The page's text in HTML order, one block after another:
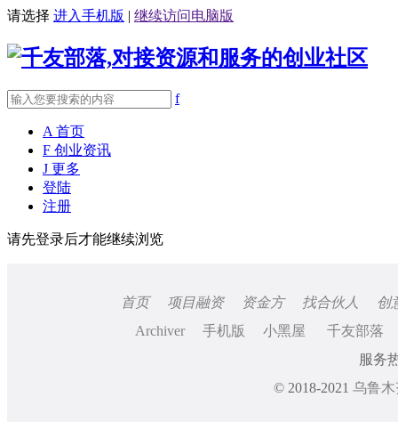
请选择 进入手机版 | 继续访问电脑版
f
A 首页
F 创业资讯
J 更多
登陆
注册
请先登录后才能继续浏览
首页 项目融资 资金方 找合伙人
创
Archiver
手机版 小黑屋
千友部落
服务
© 2018-2021 乌鲁